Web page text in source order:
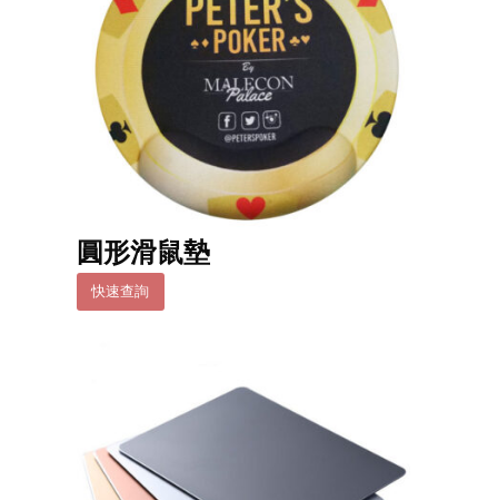
圓形滑鼠墊
快速查詢